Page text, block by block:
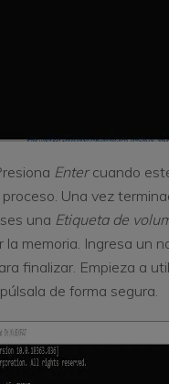
Entercuando
proceso. Una vez
una Etiqueta de
la memoria. Ingresa un
finalizar. Empieza a
de forma segura.